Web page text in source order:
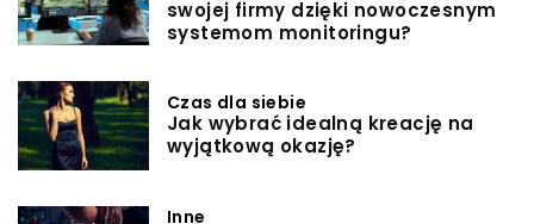
swojej firmy dzięki nowoczesnym
systemom monitoringu?
Czas dla siebie
Jak wybrać idealną kreację na
wyjątkową okazję?
Inne